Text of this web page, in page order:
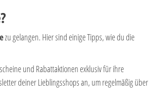
zu gelangen. Hier sind einige Tipps, wie du die
und Rabattaktionen exklusiv für ihre
deiner Lieblingsshops an, um regelmäßig über